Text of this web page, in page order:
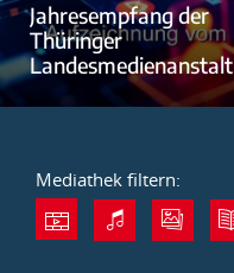
Jahresempfang der
Thüringer
Landesmedienanstalt
Mediathek filtern: